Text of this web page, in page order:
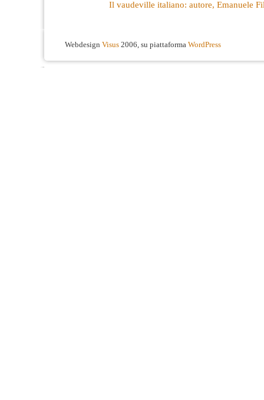
Il vaudeville italiano: autore, Emanuele
Webdesign Visus 2006, su piattaforma WordPress